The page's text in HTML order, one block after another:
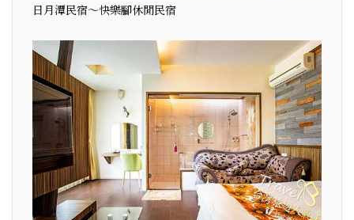
日月潭民宿～快樂腳休閒民宿